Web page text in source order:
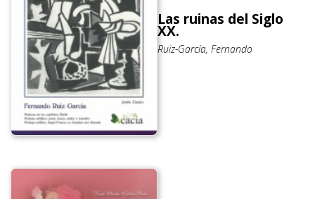
Las ruinas del Siglo
XX.
Ruiz-García, Fernando